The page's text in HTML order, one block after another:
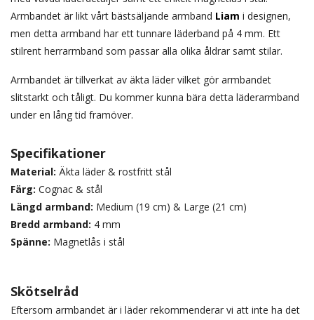
Armbandet är likt vårt bästsäljande armband Liam i designen,
men detta armband har ett tunnare läderband på 4 mm. Ett
stilrent herrarmband som passar alla olika åldrar samt stilar.
Armbandet är tillverkat av äkta läder vilket gör armbandet
slitstarkt och tåligt. Du kommer kunna bära detta läderarmband
under en lång tid framöver.
Specifikationer
Material: Äkta läder & rostfritt stål
Färg: Cognac & stål
Längd armband: Medium (19 cm) & Large (21 cm)
Bredd armband: 4 mm
Spänne: Magnetlås i stål
Skötselråd
Eftersom armbandet är i läder rekommenderar vi att inte ha det